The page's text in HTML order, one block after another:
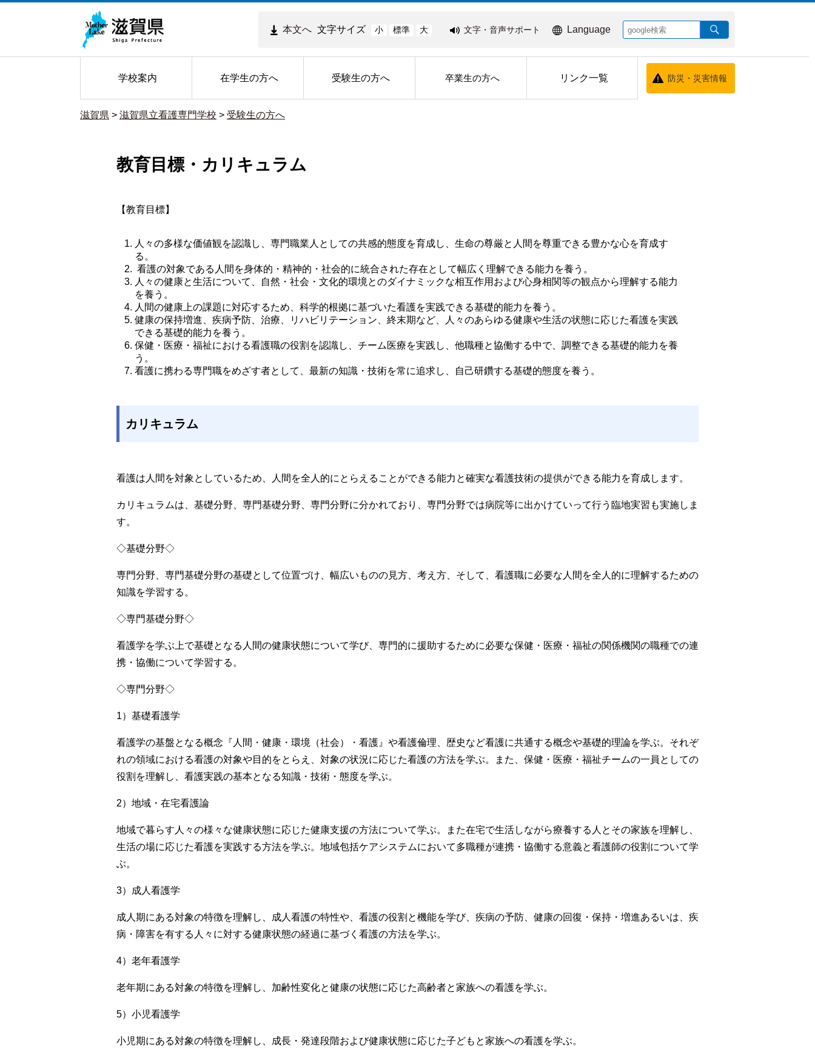
本文へ 文字サイズ 小 標準 大 文字・音声サポート Language
学校案内 在学生の方へ 受験生の方へ 卒業生の方へ リンク一覧 防災・災害情報
滋賀県 > 滋賀県立看護専門学校 > 受験生の方へ
教育目標・カリキュラム
【教育目標】
人々の多様な価値観を認識し、専門職業人としての共感的態度を育成し、生命の尊厳と人間を尊重できる豊かな心を育成す
る。
看護の対象である人間を身体的・精神的・社会的に統合された存在として幅広く理解できる能力を養う。
人々の健康と生活について、自然・社会・文化的環境とのダイナミックな相互作用および心身相関等の観点から理解する能力
を養う。
人間の健康上の課題に対応するため、科学的根拠に基づいた看護を実践できる基礎的能力を養う。
健康の保持増進、疾病予防、治療、リハビリテーション、終末期など、人々のあらゆる健康や生活の状態に応じた看護を実践
できる基礎的能力を養う。
保健・医療・福祉における看護職の役割を認識し、チーム医療を実践し、他職種と協働する中で、調整できる基礎的能力を養
う。
看護に携わる専門職をめざす者として、最新の知識・技術を常に追求し、自己研鑽する基礎的態度を養う。
カリキュラム
看護は人間を対象としているため、人間を全人的にとらえることができる能力と確実な看護技術の提供ができる能力を育成します。
カリキュラムは、基礎分野、専門基礎分野、専門分野に分かれており、専門分野では病院等に出かけていって行う臨地実習も実施しま
す。
◇基礎分野◇
専門分野、専門基礎分野の基礎として位置づけ、幅広いものの見方、考え方、そして、看護職に必要な人間を全人的に理解するための
知識を学習する。
◇専門基礎分野◇
看護学を学ぶ上で基礎となる人間の健康状態について学び、専門的に援助するために必要な保健・医療・福祉の関係機関の職種での連
携・協働について学習する。
◇専門分野◇
1）基礎看護学
看護学の基盤となる概念『人間・健康・環境（社会）・看護』や看護倫理、歴史など看護に共通する概念や基礎的理論を学ぶ。それぞ
れの領域における看護の対象や目的をとらえ、対象の状況に応じた看護の方法を学ぶ。また、保健・医療・福祉チームの一員としての
役割を理解し、看護実践の基本となる知識・技術・態度を学ぶ。
2）地域・在宅看護論
地域で暮らす人々の様々な健康状態に応じた健康支援の方法について学ぶ。また在宅で生活しながら療養する人とその家族を理解し、
生活の場に応じた看護を実践する方法を学ぶ。地域包括ケアシステムにおいて多職種が連携・協働する意義と看護師の役割について学
ぶ。
3）成人看護学
成人期にある対象の特徴を理解し、成人看護の特性や、看護の役割と機能を学び、疾病の予防、健康の回復・保持・増進あるいは、疾
病・障害を有する人々に対する健康状態の経過に基づく看護の方法を学ぶ。
4）老年看護学
老年期にある対象の特徴を理解し、加齢性変化と健康の状態に応じた高齢者と家族への看護を学ぶ。
5）小児看護学
小児期にある対象の特徴を理解し、成長・発達段階および健康状態に応じた子どもと家族への看護を学ぶ。